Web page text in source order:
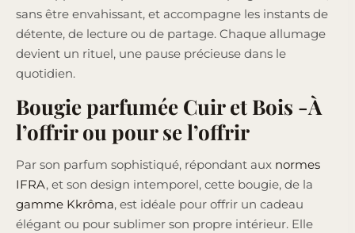
sans être envahissant, et accompagne les instants de
détente, de lecture ou de partage. Chaque allumage
devient un rituel, une pause précieuse dans le
quotidien.
Bougie parfumée Cuir et Bois -À
l’offrir ou pour se l’offrir
Par son parfum sophistiqué, répondant aux normes
IFRA, et son design intemporel, cette bougie, de la
gamme Kkrôma, est idéale pour offrir un cadeau
élégant ou pour sublimer son propre intérieur. Elle